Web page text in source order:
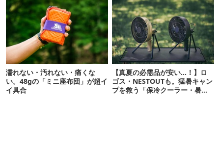
濡れない・汚れない・痛くな
い。48gの「ミニ座布団」が超イ
イ具合
【真夏の必需品が安い…！】ロ
ゴス・NESTOUTも。猛暑キャン
プを救う「保冷クーラー・暑さ